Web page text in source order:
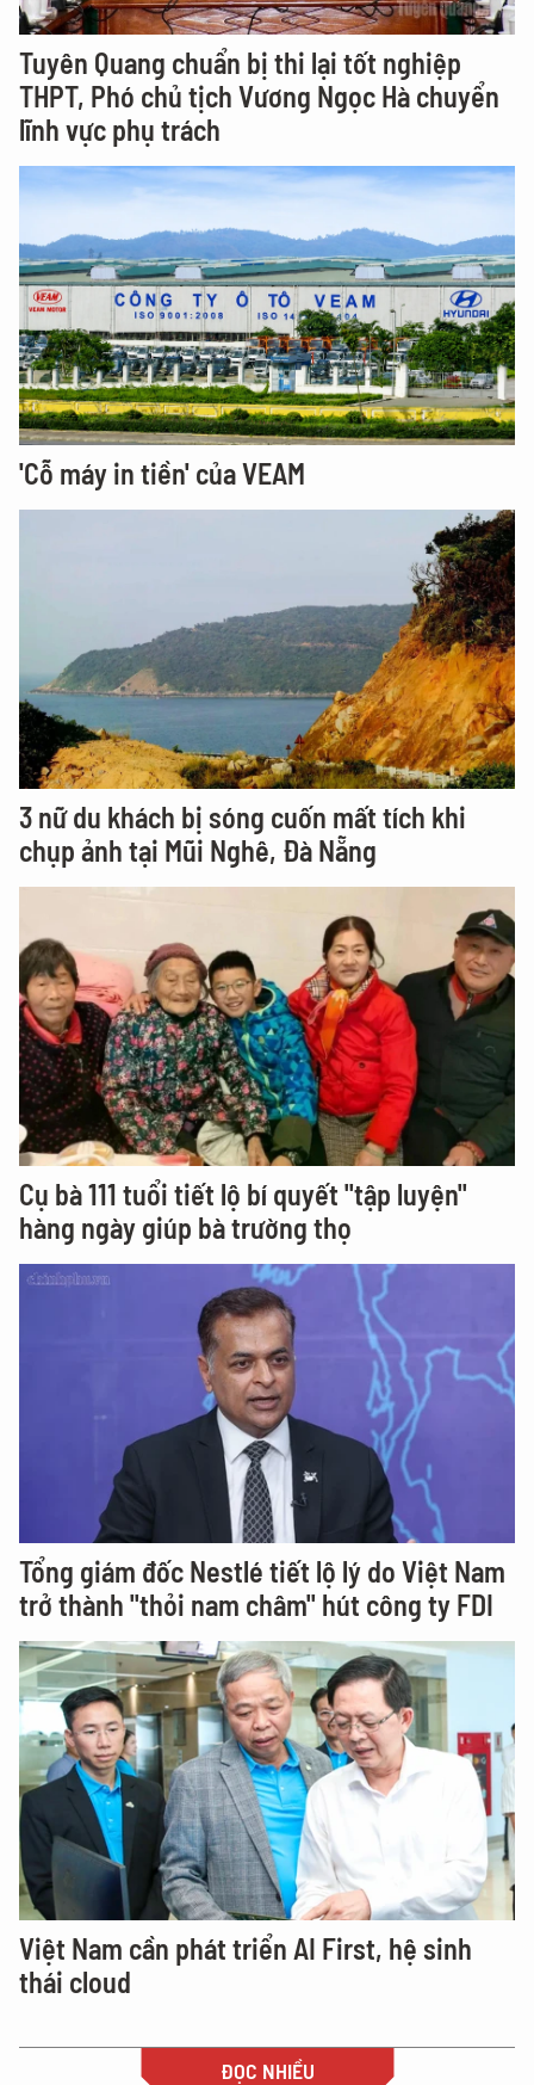
Tuyên Quang chuẩn bị thi lại tốt nghiệp
THPT, Phó chủ tịch Vương Ngọc Hà chuyển
lĩnh vực phụ trách
'Cỗ máy in tiền' của VEAM
3 nữ du khách bị sóng cuốn mất tích khi
chụp ảnh tại Mũi Nghê, Đà Nẵng
Cụ bà 111 tuổi tiết lộ bí quyết "tập luyện"
hàng ngày giúp bà trường thọ
Tổng giám đốc Nestlé tiết lộ lý do Việt Nam
trở thành "thỏi nam châm" hút công ty FDI
Việt Nam cần phát triển AI First, hệ sinh
thái cloud
ĐỌC NHIỀU